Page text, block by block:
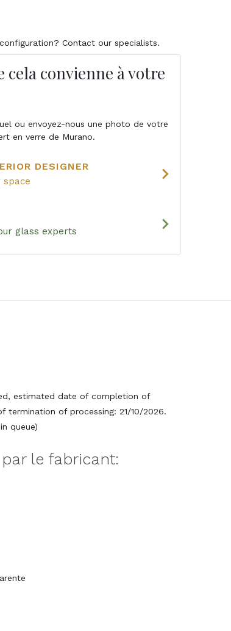
Contact our specialists.
cela convienne à votre
ou envoyez-nous une photo de votre
en verre de Murano.
DESIGNER
space chevron_right
glass experts chevron_right
estimated date of completion of
termination of processing: 21/10/2026.
queue)
le fabricant: